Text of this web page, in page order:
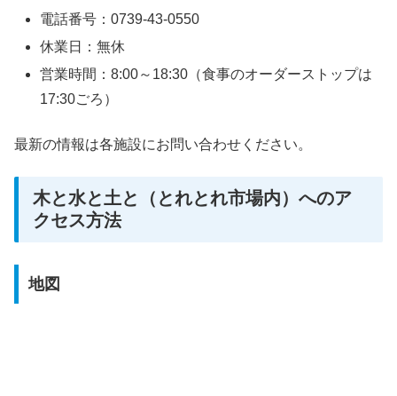
電話番号：0739-43-0550
休業日：無休
営業時間：8:00～18:30（食事のオーダーストップは
17:30ごろ）
最新の情報は各施設にお問い合わせください。
木と水と土と（とれとれ市場内）へのア
クセス方法
地図